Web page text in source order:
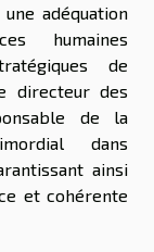
adéquation
humaines
de
directeur des
de la
dans
ainsi
et cohérente